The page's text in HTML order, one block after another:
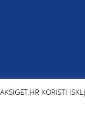
KORISTI